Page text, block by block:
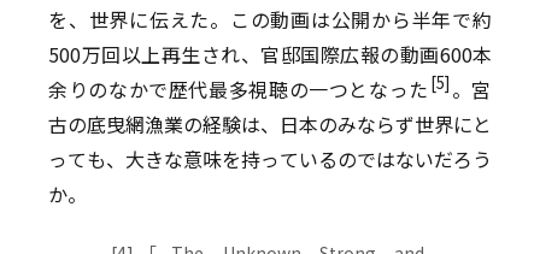
を、世界に伝えた。この動画は公開から半年で約
500万回以上再生され、官邸国際広報の動画600本
余りのなかで歴代最多視聴の一つとなった [5] 。宮
古の底曳網漁業の経験は、日本のみならず世界にと
っても、大きな意味を持っているのではないだろう
か。